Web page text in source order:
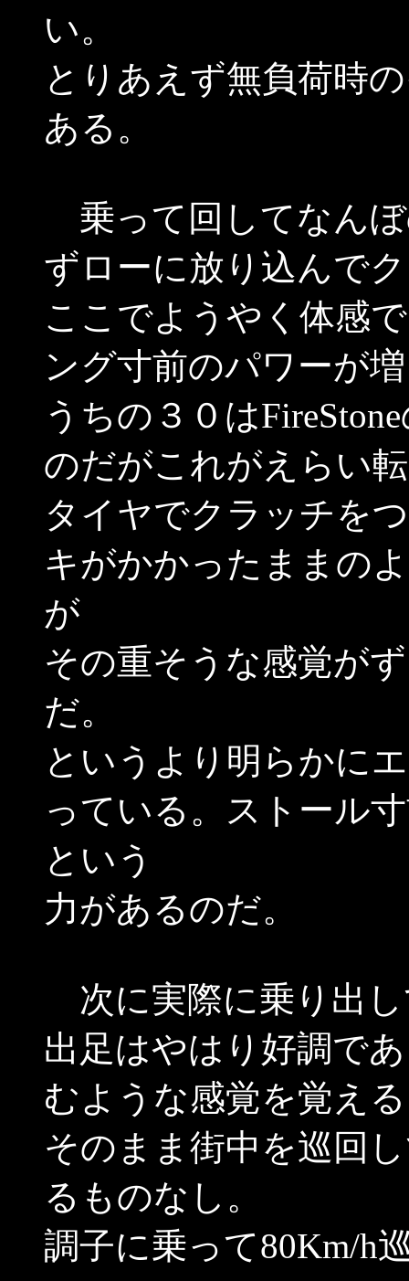
い。
とりあえず無負荷時
ある。
乗って回してなん
ずローに放り込んで
ここでようやく体感
ング寸前のパワーが
うちの３０は
のだがこれがえらい
タイヤでクラッチを
キがかかったままの
が
その重そうな感覚が
だ。
というより明らかに
っている。ストール
という
力があるのだ。
次に実際に乗り出
出足はやはり好調で
むような感覚を覚え
そのまま街中を巡回
るものなし。
調子に乗って80Km/h